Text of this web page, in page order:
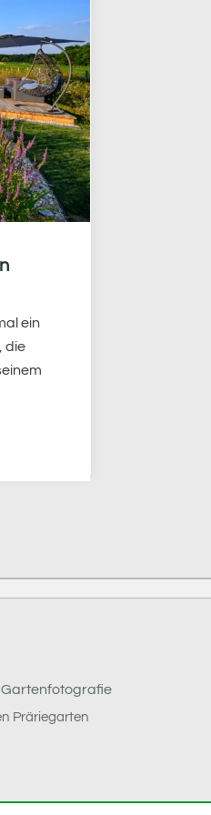
ein
die
Gartenfotografie
Präriegarten